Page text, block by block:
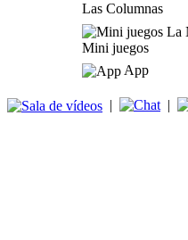
Las Columnas
Mini juegos
App
| |